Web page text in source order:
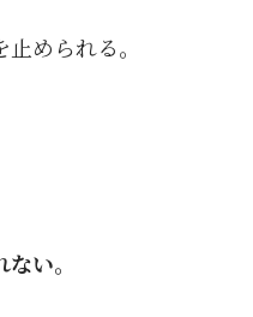
められる。
い。